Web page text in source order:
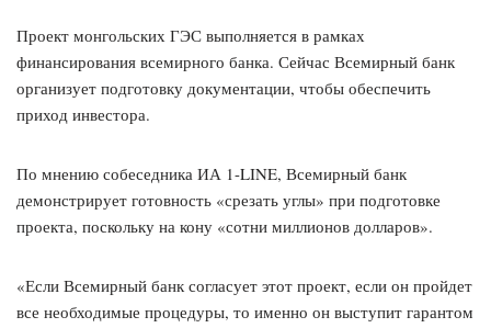
Проект монгольских ГЭС выполняется в рамках
финансирования всемирного банка. Сейчас Всемирный банк
организует подготовку документации, чтобы обеспечить
приход инвестора.
По мнению собеседника ИА 1-LINE, Всемирный банк
демонстрирует готовность «срезать углы» при подготовке
проекта, поскольку на кону «сотни миллионов долларов».
«Если Всемирный банк согласует этот проект, если он пройдет
все необходимые процедуры, то именно он выступит гарантом